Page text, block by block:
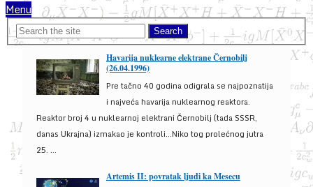
Menu
Havarija nuklearne elektrane Černobilj
(26.04.1996)
Pre tačno 40 godina odigrala se najpoznatija
i najveća havarija nuklearnog reaktora.
Reaktor broj 4 u nuklearnoj elektrani Černobilj (tada SSSR,
danas Ukrajna) izmakao je kontroli...Niko tog prolećnog jutra
25. ...
Artemis II: povratak ljudi ka Mesecu